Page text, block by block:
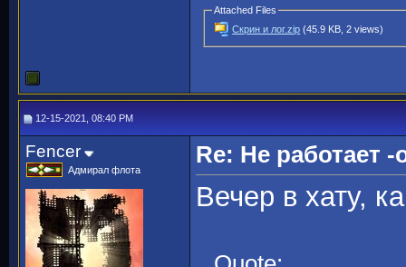
Attached Files
Скрин и лог.zip (45.9 KB, 2 views)
12-15-2021, 08:40 PM
Fencer
Адмирал флота
Re: Не работает
Вечер в хату,